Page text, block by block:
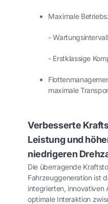
Maximale
-
- Erstklassige
maximale
Verbesserte
Leistung und
niedrigeren
Die überragende
Fahrzeuggeneration ist
integrierten, innovativen
optimale Interaktion